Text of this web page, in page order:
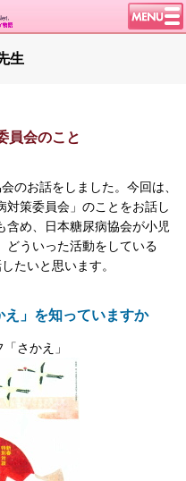
生
員会のこと
のお話をしました。今回は、
対策委員会」のことをお話し
含め、日本糖尿病協会が小児
どういった活動をしている
たいと思います。
え」を知っていますか
さかえ」